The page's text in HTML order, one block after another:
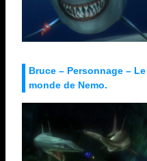
Bruce – Personnage – Le
monde de Nemo.